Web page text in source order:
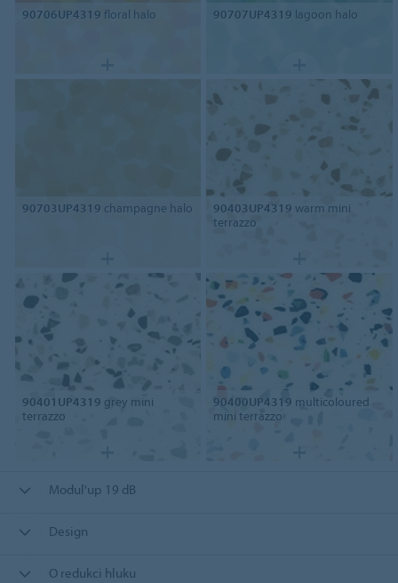
90706UP4319 floral halo 90707UP4319 lagoon halo
90703UP4319 champagne halo 90403UP4319 warm mini
terrazzo
90401UP4319 grey mini
terrazzo
90400UP4319 multicoloured
mini terrazzo
Modul'up 19 dB
Design
O redukci hluku